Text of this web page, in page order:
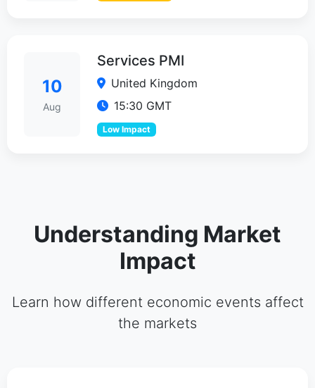
10
Aug
Services PMI
United Kingdom
15:30 GMT
Low Impact
Understanding Market
Impact
Learn how different economic events affect
the markets